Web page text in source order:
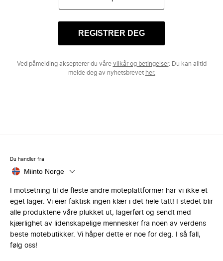
REGISTRER DEG
Ved påmelding aksepterer du våre vilkår og betingelser. Du kan alltid
melde deg av nyhetsbrevet her.
Du handler fra
Miinto Norge
I motsetning til de fleste andre moteplattformer har vi ikke et
eget lager. Vi eier faktisk ingen klær i det hele tatt! I stedet blir
alle produktene våre plukket ut, lagerført og sendt med
kjærlighet av lidenskapelige mennesker fra noen av verdens
beste motebutikker. Vi håper dette er noe for deg. I så fall,
følg oss!